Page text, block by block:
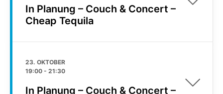
In Planung – Couch & Concert –
Cheap Tequila
23. OKTOBER
19:00 - 21:30
In Planung – Couch & Concert –